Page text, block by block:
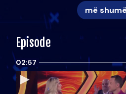
më
Episode
02:57